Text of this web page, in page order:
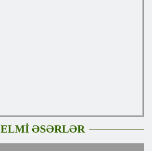
ELMİ ƏSƏRLƏR